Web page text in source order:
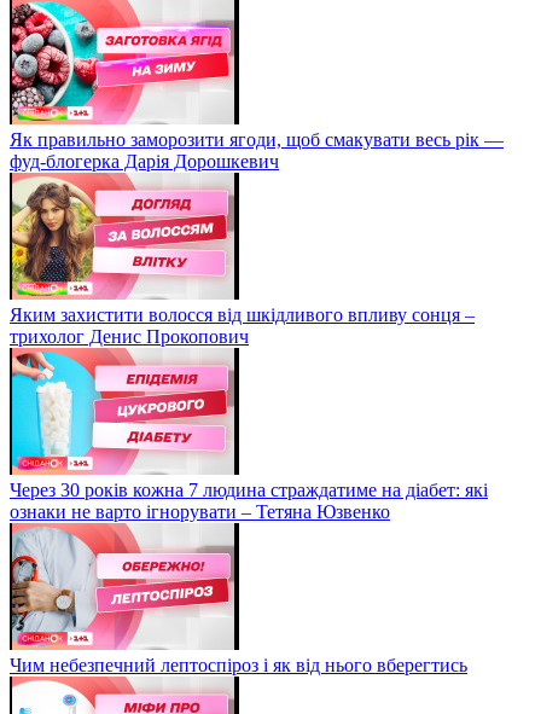
Як правильно заморозити ягоди, щоб смакувати весь рік —
фуд-блогерка Дарія Дорошкевич
Яким захистити волосся від шкідливого впливу сонця –
трихолог Денис Прокопович
Через 30 років кожна 7 людина страждатиме на діабет: які
ознаки не варто ігнорувати – Тетяна Юзвенко
Чим небезпечний лептоспіроз і як від нього вберегтись